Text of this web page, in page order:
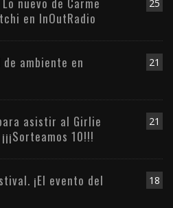
25
en InOutRadio
21
de ambiente en
21
asistir al Girlie
10!!!
18
¡El evento del